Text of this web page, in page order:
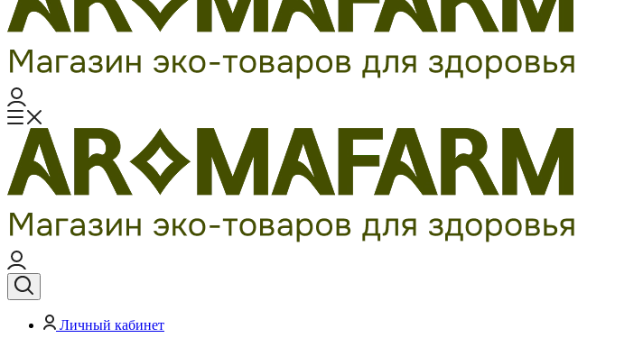
Личный кабинет